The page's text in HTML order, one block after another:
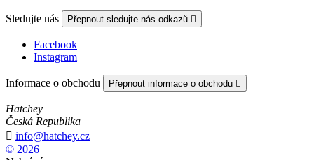
Sledujte nás Přepnout sledujte nás odkazů 
Facebook
Instagram
Informace o obchodu Přepnout informace o obchodu 
Hatchey
Česká Republika
 info@hatchey.cz
© 2026